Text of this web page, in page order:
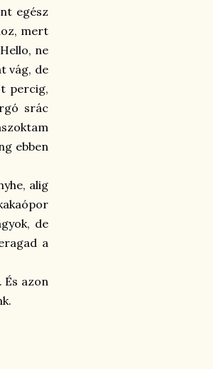
egész
mert
ne
vág, de
percig,
srác
ebben
alig
de
a
És azon